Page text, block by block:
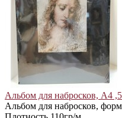
Альбом для набросков, А4
Альбом для набросков,